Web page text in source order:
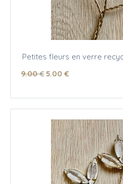
Petites fleurs en verre
9.00 € 5.00 €